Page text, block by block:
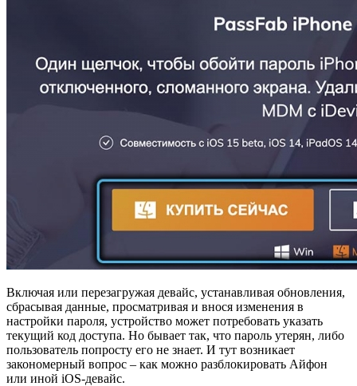
Включая или перезагружая девайс, устанавливая обновления,
сбрасывая данные, просматривая и внося изменения в
настройки пароля, устройство может потребовать указать
текущий код доступа. Но бывает так, что пароль утерян, либо
пользователь попросту его не знает. И тут возникает
закономерный вопрос – как можно разблокировать Айфон
или иной iOS-девайс.